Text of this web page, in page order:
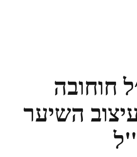
חוחובה
השיער